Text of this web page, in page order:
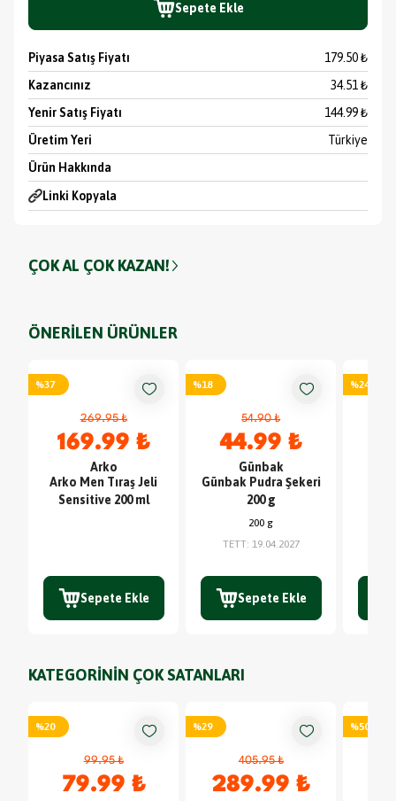
Sepete Ekle
Ürün Hakkında
Linki Kopyala
Piyasa Satış Fiyatı
179.50 ₺
Kazancınız
34.51 ₺
Yenir Satış Fiyatı
144.99 ₺
Üretim Yeri
Türkiye
ÇOK AL ÇOK KAZAN!
ÖNERİLEN ÜRÜNLER
%37
269.95 ₺
169.99 ₺
Arko
Arko Men Tıraş Jeli
Sensitive 200 ml
Sepete Ekle
%18
54.90 ₺
44.99 ₺
Günbak
Günbak Pudra Şekeri
200 g
200 g
TETT: 19.04.2027
Sepete Ekle
%24
KATEGORİNİN ÇOK SATANLARI
%20
99.95 ₺
79.99 ₺
%29
405.95 ₺
289.99 ₺
%50